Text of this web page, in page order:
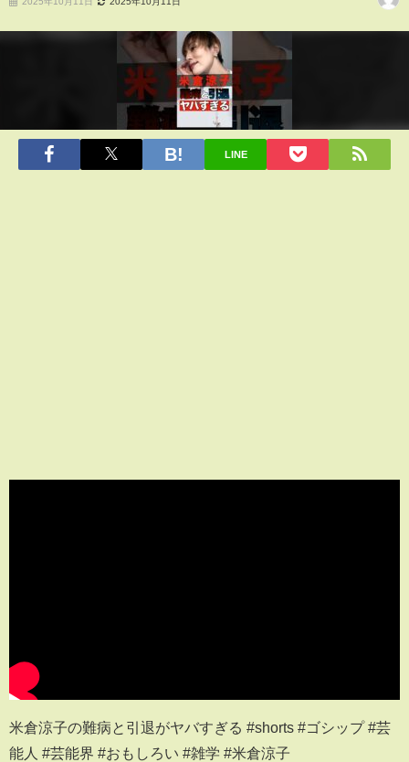
LINE
米倉涼子の難病と引退がヤバすぎる #shorts #ゴシップ #芸
能人 #芸能界 #おもしろい #雑学 #米倉涼子